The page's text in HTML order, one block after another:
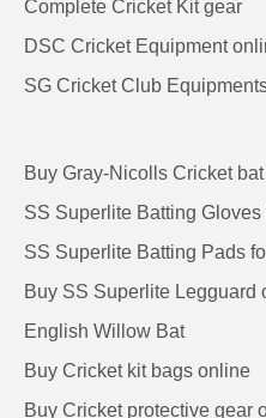
Complete Cricket Kit gear
DSC Cricket Equipment
SG Cricket Club
Buy Gray-Nicolls Cricket bat
SS Superlite Batting Gloves
SS Superlite Batting Pads
Buy SS Superlite Legguard
English Willow Bat
Buy Cricket kit bags online
Buy Cricket protective gear